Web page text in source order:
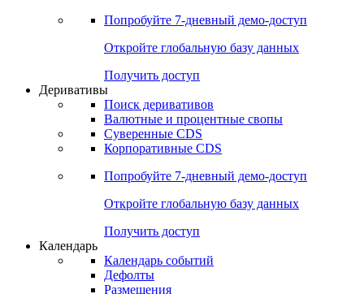
Попробуйте 7-дневный демо-доступ
Откройте глобальную базу данных
Получить доступ
Деривативы
Поиск деривативов
Валютные и процентные свопы
Суверенные CDS
Корпоративные CDS
Попробуйте 7-дневный демо-доступ
Откройте глобальную базу данных
Получить доступ
Календарь
Календарь событий
Дефолты
Размещения